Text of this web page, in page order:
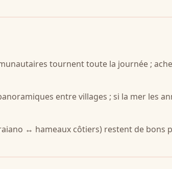
tournent toute la journée ;
entre villages ; si la mer les
↔ hameaux côtiers) restent de bons